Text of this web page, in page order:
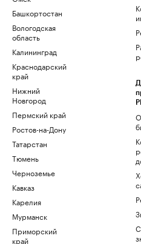
Башкортостан
Вологодская
область
Калининград
Краснодарский
край
Нижний
Новгород
Пермский край
Ростов-на-Дону
Татарстан
Тюмень
Черноземье
Кавказ
Карелия
Мурманск
Приморский
край